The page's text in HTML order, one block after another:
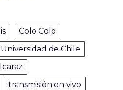
Colo Colo
Universidad de Chile
transmisión en vivo